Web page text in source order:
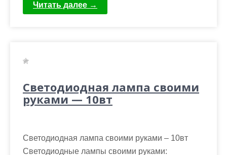
Читать далее →
Светодиодная лампа своими
руками — 10вт
Светодиодная лампа своими руками – 10вт
Светодиодные лампы своими руками: